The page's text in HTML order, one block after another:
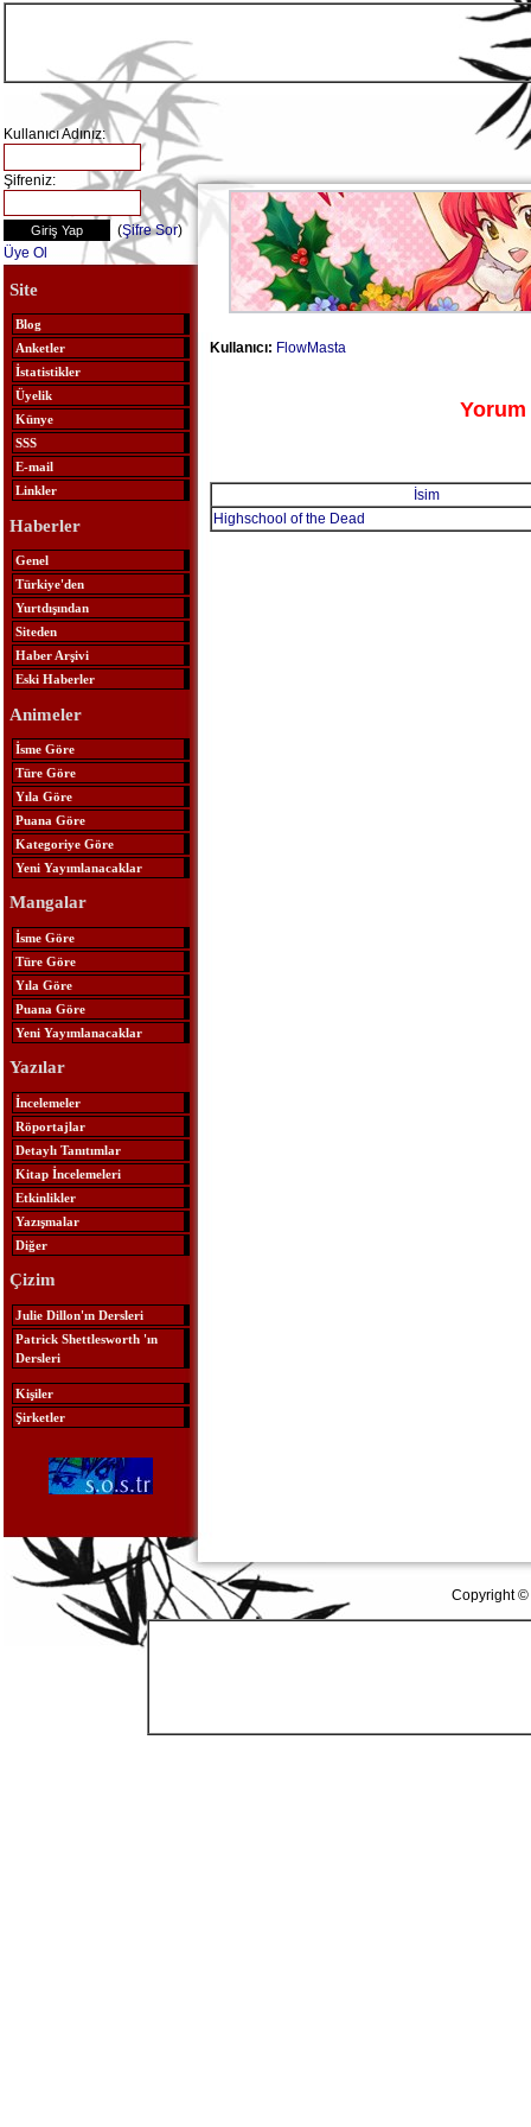
Kullanıcı Adınız:
Şifreniz:
(Şifre Sor)
Üye Ol
Site
Blog
Anketler
İstatistikler
Üyelik
Künye
SSS
E-mail
Linkler
Haberler
Genel
Türkiye'den
Yurtdışından
Siteden
Haber Arşivi
Eski Haberler
Animeler
İsme Göre
Türe Göre
Yıla Göre
Puana Göre
Kategoriye Göre
Yeni Yayımlanacaklar
Mangalar
İsme Göre
Türe Göre
Yıla Göre
Puana Göre
Yeni Yayımlanacaklar
Yazılar
İncelemeler
Röportajlar
Detaylı Tanıtımlar
Kitap İncelemeleri
Etkinlikler
Yazışmalar
Diğer
Çizim
Julie Dillon'ın Dersleri
Patrick Shettlesworth 'ın
Dersleri
Kişiler
Şirketler
Kullanıcı: FlowMasta
Yorum
İsim
Highschool of the Dead
Copyright ©